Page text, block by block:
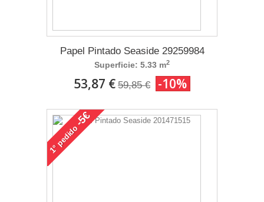
Papel Pintado Seaside 29259984
Superficie: 5.33 m2
53,87 € 59,85 € -10%
1°
pedido
-5€